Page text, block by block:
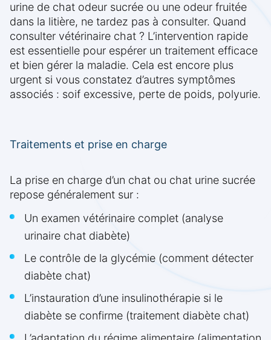
urine de chat odeur sucrée ou une odeur fruitée
dans la litière, ne tardez pas à consulter. Quand
consulter vétérinaire chat ? L’intervention rapide
est essentielle pour espérer un traitement efficace
et bien gérer la maladie. Cela est encore plus
urgent si vous constatez d’autres symptômes
associés : soif excessive, perte de poids, polyurie.
Traitements et prise en charge
La prise en charge d’un chat ou chat urine sucrée
repose généralement sur :
Un examen vétérinaire complet (analyse
urinaire chat diabète)
Le contrôle de la glycémie (comment détecter
diabète chat)
L’instauration d’une insulinothérapie si le
diabète se confirme (traitement diabète chat)